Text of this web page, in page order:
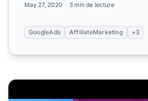
May 27, 2020 3 min de lecture
GoogleAds AffiliateMarketing +3
50 000 $ de bénéfices en 4 heures :